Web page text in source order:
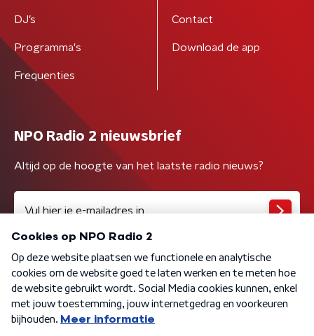
DJ’s
Programma's
Frequenties
Contact
Download de app
NPO Radio 2 nieuwsbrief
Altijd op de hoogte van het laatste radio nieuws?
Algemene voorwaarden